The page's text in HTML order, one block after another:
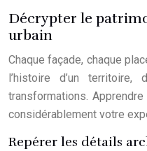
Décrypter le
urbain
Chaque façade, chaque
l’histoire d’un
transformations.
considérablement votre
Repérer les détails